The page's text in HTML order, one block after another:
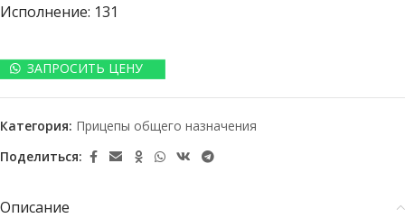
Исполнение: 131
ЗАПРОСИТЬ ЦЕНУ
Категория: Прицепы общего назначения
Поделиться:
Описание